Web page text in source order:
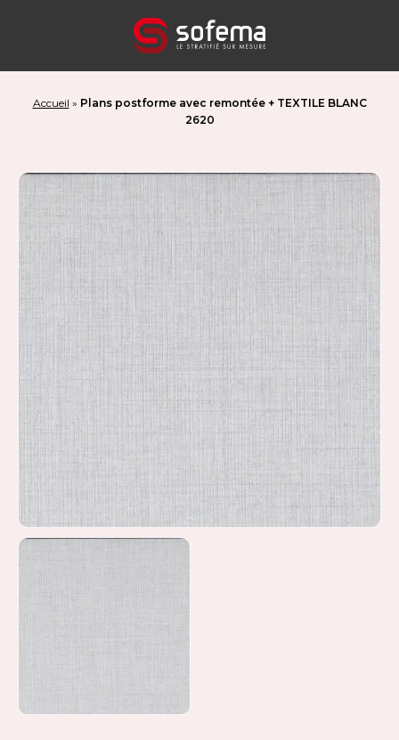
Accueil » Plans postforme avec remontée + TEXTILE BLANC
2620